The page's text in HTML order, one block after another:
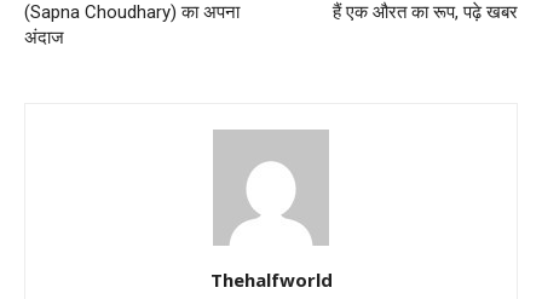
(Sapna Choudhary) का अपना
अंदाज
हैं एक औरत का रूप, पढ़े खबर
Thehalfworld